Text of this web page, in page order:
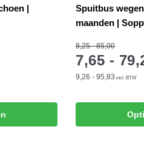
|
Spuitbus
maanden |
8,25 - 85,00
7,65 -
9,26 - 95,83 incl. BTW
product